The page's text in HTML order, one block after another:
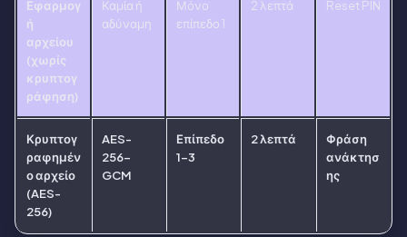
Εφαρμογ
ή
αρχείου
(χωρίς
κρυπτογ
ράφηση)
Καμία ή
αδύναμη
Μόνο
επίπεδο 1
2 λεπτά Reset PIN
Κρυπτογ
ραφημέν
ο αρχείο
(AES-
256)
AES-
256-
GCM
Επίπεδο
1-3
2 λεπτά
Φράση
ανάκτησ
ης